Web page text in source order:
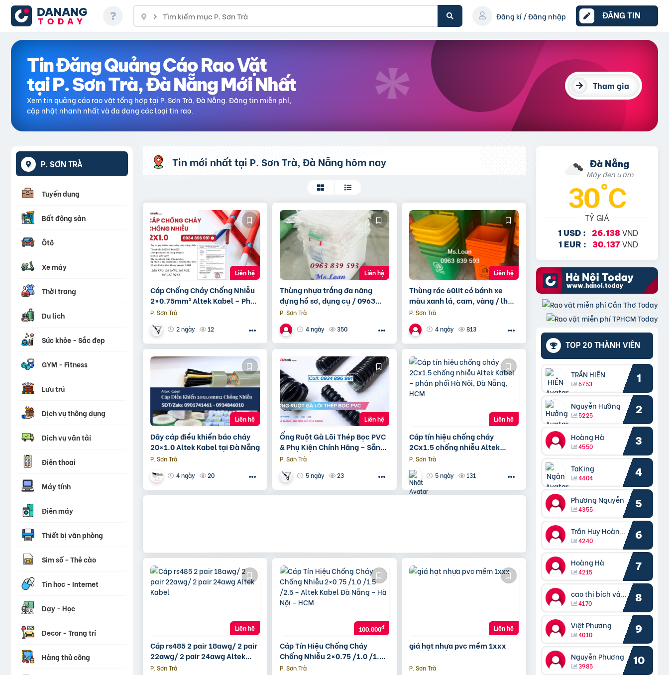
DANANG
TODAY
Đăng kí / Đăng nhập ĐĂNG TIN
Tin Đăng Quảng Cáo Rao Vặt
tại P. Sơn Trà, Đà NẵngMới Nhất
Xem tin quảng cáo rao vặt tổng hợptại P. Sơn Trà, Đà Nẵng . Đăng tin miễn phí,
cập nhật nhanh nhất và đa dạng các loại tin rao.
Tham gia
P. SƠN TRÀ
Tuyển dụng
Bất động sản
Ôtô
Xe máy
Thời trang
Du lịch
Sức khỏe - Sắc đẹp
GYM - Fitness
Lưu trú
Dịch vụ thông dụng
Dịch vụ vận tải
Điện thoại
Máy tính
Điện máy
Thiết bị văn phòng
Sim số - Thẻ cào
Tin học - Internet
Dạy - Học
Decor - Trang trí
Hàng thủ công
Tin mới nhấttại P. Sơn Trà, Đà Nẵng hôm nay
Cáp Chống Cháy Chống Nhiễu
2×0.75mm² Altek Kabel – Phân
Phối Đà Nẵng, Huế, Quảng Trị
P. Sơn Trà
2 ngày
12
Liên hệ
Thùng nhựa trắng đa năng
đựng hồ sơ, dụng cụ / 0963
839 593 Ms.Loan
P. Sơn Trà
4 ngày
350
Liên hệ
Thùng rác 60lit có bánh xe
màu xanh lá, cam, vàng / lh
0963 839 593 Ms.Loan
P. Sơn Trà
4 ngày
813
Liên hệ
Dây cáp điều khiển báo cháy
20×1.0 Altek Kabel tại Đà Nẵng
P. Sơn Trà
4 ngày
20
Liên hệ
Ống Ruột Gà Lõi Thép Bọc PVC
& Phụ Kiện Chính Hãng – Sẵn
Kho TP.HCM, Đà Nẵng, Nha
P. Sơn Trà
5 ngày
23
Liên hệ
Cáp tín hiệu chống cháy
2Cx1.5 chống nhiễu Altek
Kabel – phân phối Hà Nội, Đà
Nẵng, HCM
P. Sơn Trà
5 ngày
131
Liên hệ
Cáp rs485 2 pair 18awg/ 2 pair
22awg/ 2 pair 24awg Altek
Kabel
P. Sơn Trà
Liên hệ
Cáp Tín Hiệu Chống Cháy
Chống Nhiễu 2×0.75 /1.0 /1.5
/2.5 – Altek Kabel Đà Nẵng –
P. Sơn Trà
100.000đ
giá hạt nhựa pvc mềm 1xxx
P. Sơn Trà
Liên hệ
Đà Nẵng
Mây đen u ám
30°C
TỶ GIÁ
1 USD : 26.138 VND
1 EUR : 30.137VND
TOP 20 THÀNH VIÊN
TRẦN HIỀN
6753 1
Nguyễn Hưởng
5225 2
Hoàng Hà
4550 3
TaKing
4404 4
Phượng Nguyễn
4355 5
Trần Huy Hoàng Bắc
4240 6
Hoàng Hà
4215 7
cao thị bích vâng kiều
4170 8
Việt Phương
4010 9
Nguyễn Phương
3985 10